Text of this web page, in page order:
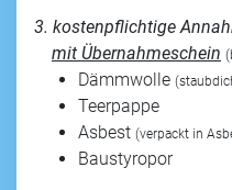
3. kostenpflichtige
mit Übernahmeschein
Dämmwolle
Teerpappe
Asbest (verpackt in
Baustyropor